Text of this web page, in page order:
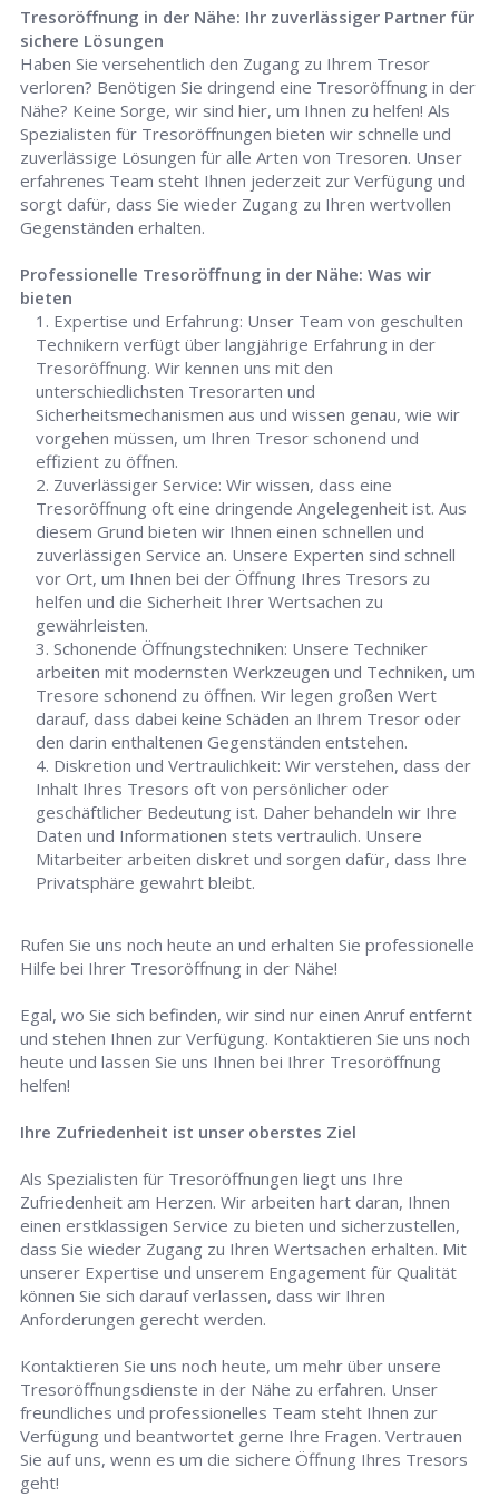
Tresoröffnung in der Nähe: Ihr zuverlässiger Partner für
sichere Lösungen
Haben Sie versehentlich den Zugang zu Ihrem Tresor
verloren? Benötigen Sie dringend eine Tresoröffnung in der
Nähe? Keine Sorge, wir sind hier, um Ihnen zu helfen! Als
Spezialisten für Tresoröffnungen bieten wir schnelle und
zuverlässige Lösungen für alle Arten von Tresoren. Unser
erfahrenes Team steht Ihnen jederzeit zur Verfügung und
sorgt dafür, dass Sie wieder Zugang zu Ihren wertvollen
Gegenständen erhalten.
Professionelle Tresoröffnung in der Nähe: Was wir
bieten
Expertise und Erfahrung: Unser Team von geschulten
Technikern verfügt über langjährige Erfahrung in der
Tresoröffnung. Wir kennen uns mit den
unterschiedlichsten Tresorarten und
Sicherheitsmechanismen aus und wissen genau, wie wir
vorgehen müssen, um Ihren Tresor schonend und
effizient zu öffnen.
Zuverlässiger Service: Wir wissen, dass eine
Tresoröffnung oft eine dringende Angelegenheit ist. Aus
diesem Grund bieten wir Ihnen einen schnellen und
zuverlässigen Service an. Unsere Experten sind schnell
vor Ort, um Ihnen bei der Öffnung Ihres Tresors zu
helfen und die Sicherheit Ihrer Wertsachen zu
gewährleisten.
Schonende Öffnungstechniken: Unsere Techniker
arbeiten mit modernsten Werkzeugen und Techniken, um
Tresore schonend zu öffnen. Wir legen großen Wert
darauf, dass dabei keine Schäden an Ihrem Tresor oder
den darin enthaltenen Gegenständen entstehen.
Diskretion und Vertraulichkeit: Wir verstehen, dass der
Inhalt Ihres Tresors oft von persönlicher oder
geschäftlicher Bedeutung ist. Daher behandeln wir Ihre
Daten und Informationen stets vertraulich. Unsere
Mitarbeiter arbeiten diskret und sorgen dafür, dass Ihre
Privatsphäre gewahrt bleibt.
Rufen Sie uns noch heute an und erhalten Sie professionelle
Hilfe bei Ihrer Tresoröffnung in der Nähe!
Egal, wo Sie sich befinden, wir sind nur einen Anruf entfernt
und stehen Ihnen zur Verfügung. Kontaktieren Sie uns noch
heute und lassen Sie uns Ihnen bei Ihrer Tresoröffnung
helfen!
Ihre Zufriedenheit ist unser oberstes Ziel
Als Spezialisten für Tresoröffnungen liegt uns Ihre
Zufriedenheit am Herzen. Wir arbeiten hart daran, Ihnen
einen erstklassigen Service zu bieten und sicherzustellen,
dass Sie wieder Zugang zu Ihren Wertsachen erhalten. Mit
unserer Expertise und unserem Engagement für Qualität
können Sie sich darauf verlassen, dass wir Ihren
Anforderungen gerecht werden.
Kontaktieren Sie uns noch heute, um mehr über unsere
Tresoröffnungsdienste in der Nähe zu erfahren. Unser
freundliches und professionelles Team steht Ihnen zur
Verfügung und beantwortet gerne Ihre Fragen. Vertrauen
Sie auf uns, wenn es um die sichere Öffnung Ihres Tresors
geht!